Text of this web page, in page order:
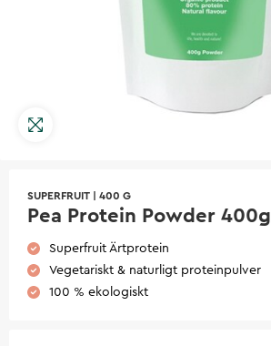
SUPERFRUIT 400 G
Pea Protein Powder 400g
Superfruit Ärtprotein
Vegetariskt & naturligt proteinpulver
100 % ekologiskt